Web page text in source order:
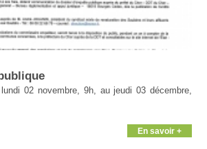
02 novembre, 9h, au jeudi 03 décembre,
En savoir +